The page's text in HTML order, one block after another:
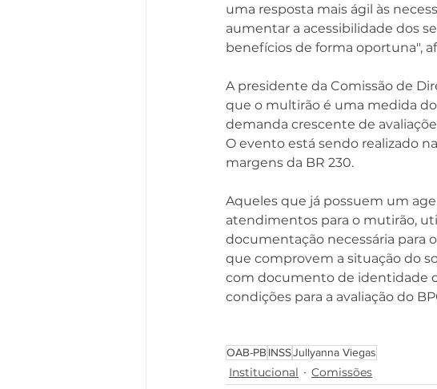
uma resposta mais ágil às
aumentar a acessibilidade dos
benefícios de forma oportuna",
A presidente da Comissão de
que o multirão é uma medida
demanda crescente de
O evento está sendo realizado
margens da BR 230.
Aqueles que já possuem um
atendimentos para o mutirão,
documentação necessária para
que comprovem a situação do
com documento de identidade
condições para a avaliação do
OAB-PB INSSJullyanna Viegas
Institucional Comissões